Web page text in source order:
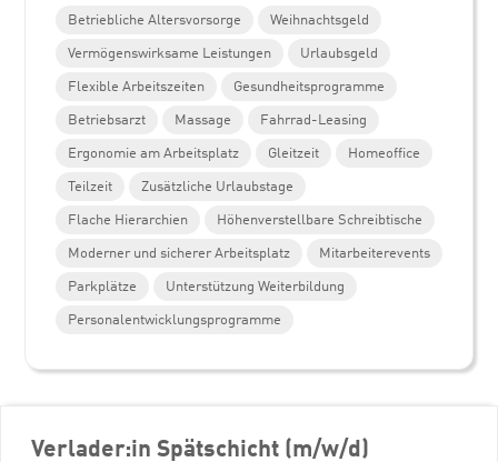
Verlader:in Spätschicht (m/w/d)
Betriebliche Altersvorsorge
Weihnachtsgeld
Vermögenswirksame Leistungen
Urlaubsgeld
Flexible Arbeitszeiten
Gesundheitsprogramme
Betriebsarzt
Massage
Fahrrad-Leasing
Ergonomie am Arbeitsplatz
Gleitzeit
Homeoffice
Teilzeit
Zusätzliche Urlaubstage
Flache Hierarchien
Höhenverstellbare Schreibtische
Moderner und sicherer Arbeitsplatz
Mitarbeiterevents
Parkplätze
Unterstützung Weiterbildung
Personalentwicklungsprogramme